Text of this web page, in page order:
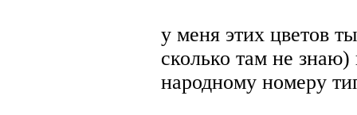
у меня этих цветов
сколько там не
народному номеру